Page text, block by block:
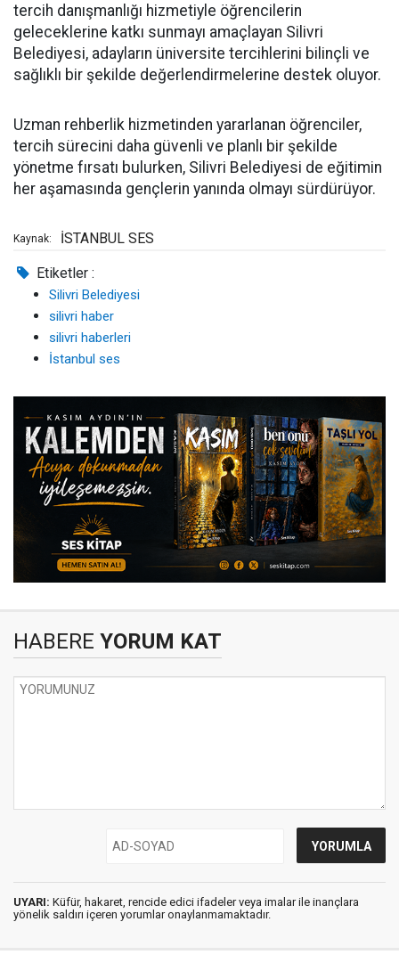
tercih danışmanlığı hizmetiyle öğrencilerin
geleceklerine katkı sunmayı amaçlayan Silivri
Belediyesi, adayların üniversite tercihlerini bilinçli ve
sağlıklı bir şekilde değerlendirmelerine destek oluyor.
Uzman rehberlik hizmetinden yararlanan öğrenciler,
tercih sürecini daha güvenli ve planlı bir şekilde
yönetme fırsatı bulurken, Silivri Belediyesi de eğitimin
her aşamasında gençlerin yanında olmayı sürdürüyor.
Kaynak: İSTANBUL SES
Etiketler :
Silivri Belediyesi
silivri haber
silivri haberleri
İstanbul ses
HABERE YORUM KAT
UYARI: Küfür, hakaret, rencide edici ifadeler veya imalar ile inançlara
yönelik saldırı içeren yorumlar onaylanmamaktadır.